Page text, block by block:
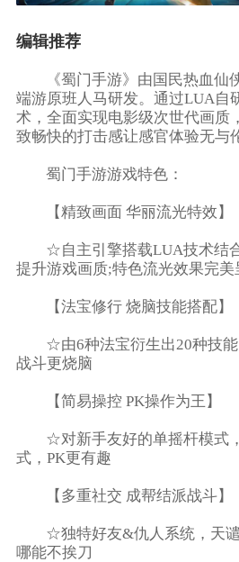
编辑推荐
《蜀门手游》由国民热血仙
端游原班人马研发。通过LUA自
术，全面实现电影级次世代画质
致畅快的打击感让感官体验无与
蜀门手游游戏特色：
【精致画面 华丽流光特效】
☆自主引擎搭载LUA技术结
提升游戏画质;特色流光效果完美
【法宝修行 烧脑技能搭配】
☆由6种法宝衍生出20种技
战斗更烧脑
【简易操控 PK操作为王】
☆对新手友好的单摇杆模式
式，PK更有趣
【多重社交 成帮结派战斗】
☆独特好友&仇人系统，天
哪能不挨刀